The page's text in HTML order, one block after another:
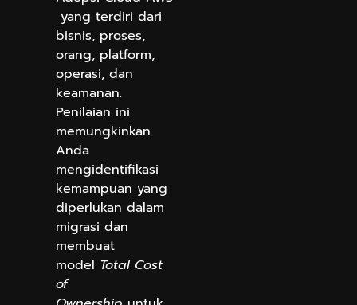
yang terdiri dari
bisnis, proses,
orang, platform,
operasi, dan
keamanan.
Penilaian ini
memungkinkan
Anda
mengidentifikasi
kemampuan yang
diperlukan dalam
migrasi dan
membuat
model Total Cost
of